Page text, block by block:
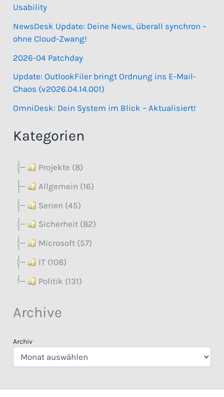
Usability
NewsDesk Update: Deine News, überall synchron –
ohne Cloud-Zwang!
2026-04 Patchday
Update: OutlookFiler bringt Ordnung ins E-Mail-
Chaos (v2026.04.14.001)
OmniDesk: Dein System im Blick – Aktualisiert!
Kategorien
Projekte (8)
Allgemein (16)
Serien (45)
Sicherheit (82)
Microsoft (57)
IT (108)
Politik (131)
Archive
Archiv